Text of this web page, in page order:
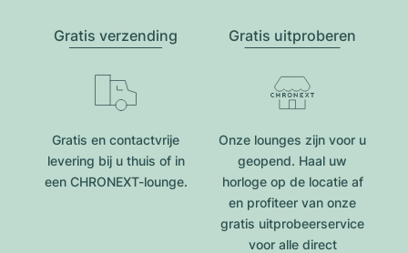
Gratis verzending
Gratis en contactvrije
levering bij u thuis of in
een CHRONEXT-lounge.
Gratis uitproberen
Onze lounges zijn voor u
geopend. Haal uw
horloge op de locatie af
en profiteer van onze
gratis uitprobeerservice
voor alle direct